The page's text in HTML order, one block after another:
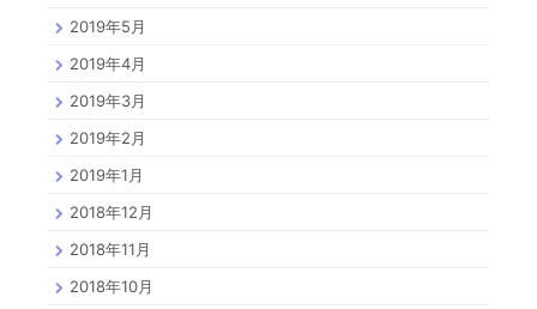
2019年5月
2019年4月
2019年3月
2019年2月
2019年1月
2018年12月
2018年11月
2018年10月